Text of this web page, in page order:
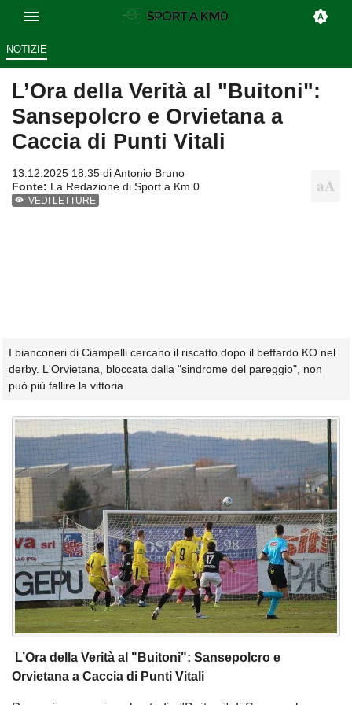
NOTIZIE
L’Ora della Verità al "Buitoni":
Sansepolcro e Orvietana a
Caccia di Punti Vitali
13.12.2025 18:35 diAntonio Bruno
Fonte: La Redazione di Sport a Km 0
VEDI LETTURE
I bianconeri di Ciampelli cercano il riscatto dopo il beffardo KO nel
derby. L'Orvietana, bloccata dalla "sindrome del pareggio", non
può più fallire la vittoria.
️ L’Ora della Verità al "Buitoni": Sansepolcro e
Orvietana a Caccia di Punti Vitali